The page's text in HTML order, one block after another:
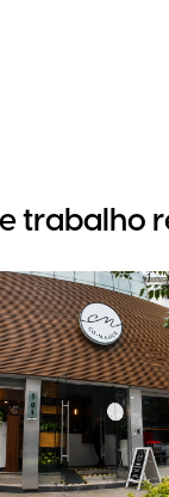
trabalho